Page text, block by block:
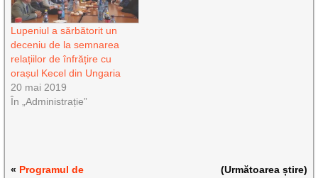
Lupeniul a sărbătorit un
deceniu de la semnarea
relațiilor de înfrățire cu
orașul Kecel din Ungaria
20 mai 2019
În „Administrație”
« Programul de
(Următoarea știre)